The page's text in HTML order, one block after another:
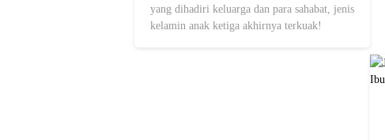
yang dihadiri keluarga dan para sahabat, jenis
kelamin anak ketiga akhirnya terkuak!